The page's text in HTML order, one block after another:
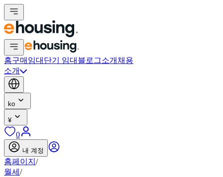
홈구매 임대 단기 임대 블로그소개 채용
소개
ko
¥
0
내 계정
홈페이지 /
월세 /